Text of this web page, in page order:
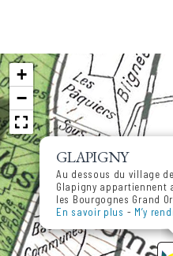
GLAPIGNY
Au dessous du village
Glapigny
les Bourgognes Grand
En savoir plus - M’y
+
−